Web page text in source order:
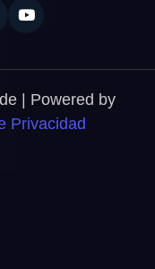
| Powered by
Privacidad